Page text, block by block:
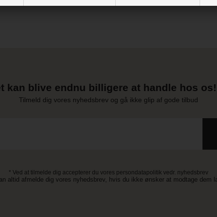
kan blive endnu billigere at handle hos
Tilmeld dig vores nyhedsbrev og gå ikke glip af gode tilbud
* Ved at tilmelde dig accepterer du vores persondatapolitik vedr. nyhedsbrev
altid afmelde dig vores nyhedsbrev, hvis du ikke ønsker at modtage dem